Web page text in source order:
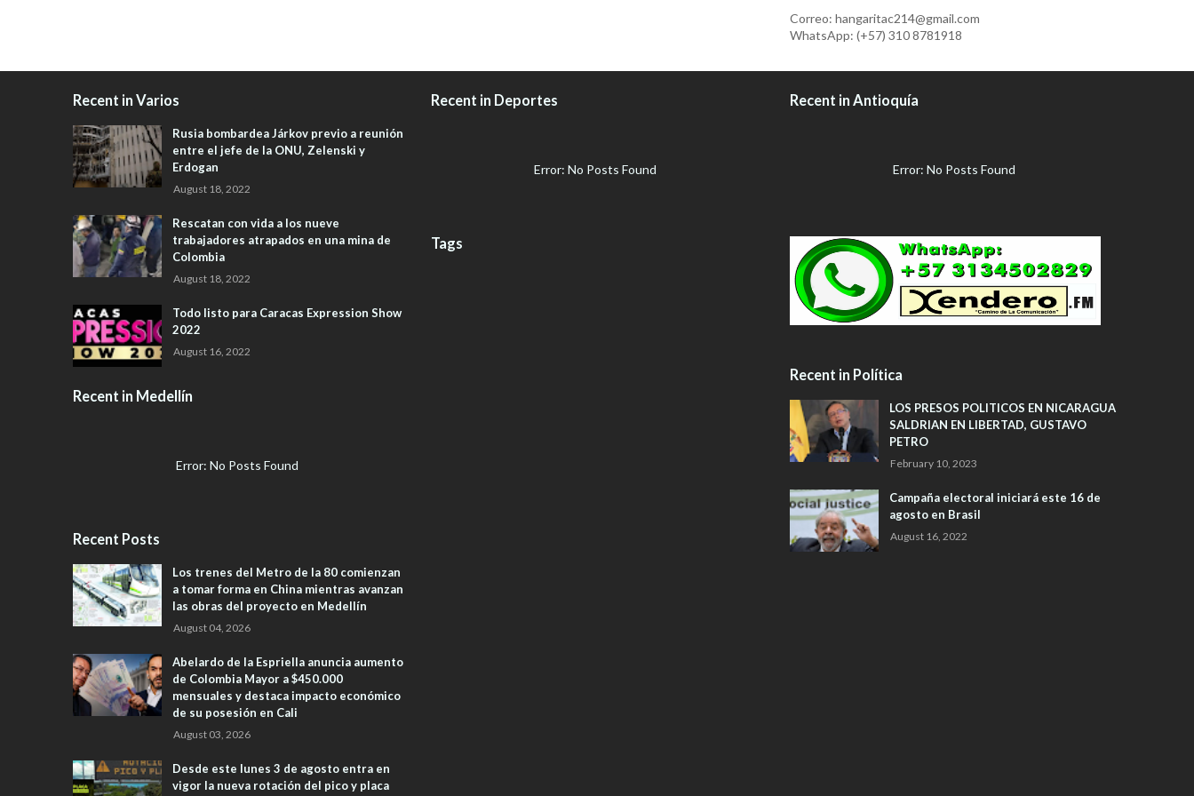
Rusia bombardea Járkov previo a reunión
Erdogan
August 18, 2022
Rescatan con vida a los nueve
Colombia
August 18, 2022
Todo listo para Caracas Expression Show
August 16, 2022
Recent in Medellín
las obras del proyecto en Medellín
August 04, 2026
Abelardo de la Espriella anuncia aumento
mensuales y destaca impacto económico
de su posesión en Cali
August 03, 2026
Desde este lunes 3 de agosto entra en
en el Valle de Aburrá
August 02, 2026
LOS PRESOS POLITICOS EN NICARAGUA
PETRO
February 10, 2023
Campaña electoral iniciará este 16 de
August 16, 2022